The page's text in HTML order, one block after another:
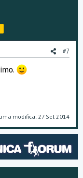
#7
modifica: 27 Set 2014